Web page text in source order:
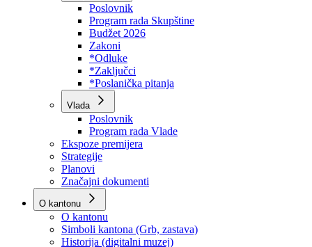
Dokumenti
Skupština
Poslovnik
Program rada Skupštine
Budžet 2026
Zakoni
*Odluke
*Zaključci
*Poslanička pitanja
Vlada
Poslovnik
Program rada Vlade
Ekspoze premijera
Strategije
Planovi
Značajni dokumenti
O kantonu